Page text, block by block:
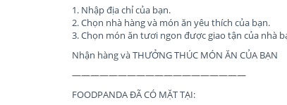
1. Nhập địa chỉ của bạn.
2. Chọn nhà hàng và món ăn yêu thích của bạn.
3. Chọn món ăn tươi ngon được giao tận của nhà
Nhận hàng và THƯỞNG THÚC MÓN ĂN CỦA BẠN
———————————————————
FOODPANDA ĐÃ CÓ MẶT TẠI: